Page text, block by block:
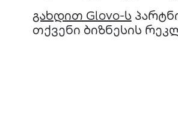
გახდით Glovo-ს
თქვენი ბიზნესის